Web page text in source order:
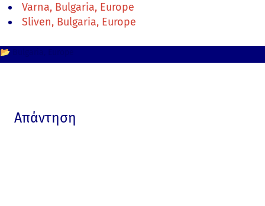
Varna, Bulgaria, Europe
Sliven, Bulgaria, Europe
📂
Απάντηση